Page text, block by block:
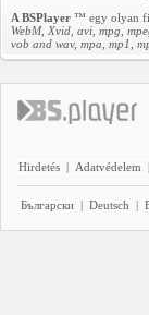
A BSPlayer ™ egy olyan
WebM, Xvid, avi, mpg,
vob and wav, mpa, mp1,
Hirdetés | Adatvédelem |
Български | Deutsch |